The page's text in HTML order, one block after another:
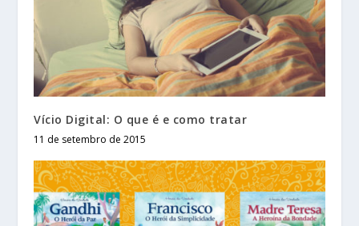
Vício Digital: O que é e como tratar
11 de setembro de 2015